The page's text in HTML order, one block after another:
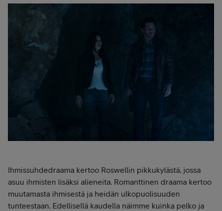
Ihmissuhdedraama kertoo Roswellin pikkukylästä, jossa
asuu ihmisten lisäksi alieneita. Romanttinen draama kertoo
muutamasta ihmisestä ja heidän ulkopuolisuuden
tunteestaan. Edellisellä kaudella näimme kuinka pelko ja